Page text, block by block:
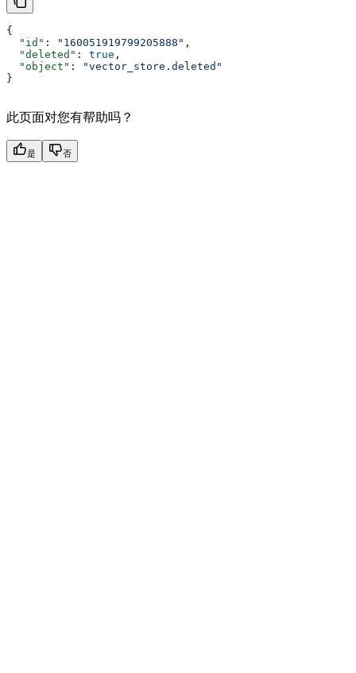
{
  "id"
: "160051919799205888" ,
  "deleted"
: true ,
  "object"
:
"vector_store.deleted"
}
此页面对您有帮助吗？
是 否